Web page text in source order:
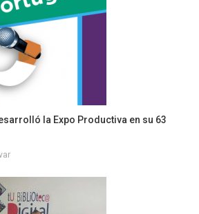
la Expo Productiva en su 63